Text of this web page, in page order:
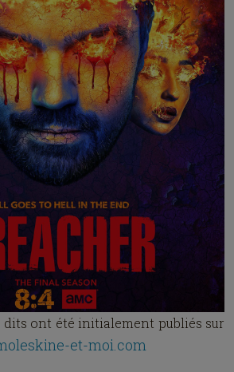
dits ont été initialement publiés sur
et-moi.com